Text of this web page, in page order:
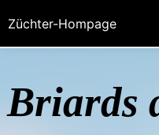
Briards
Züchter-Hompage